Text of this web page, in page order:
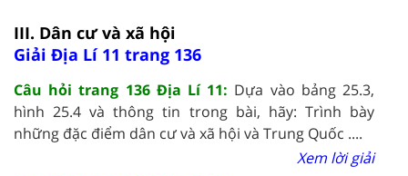
III. Dân cư và xã hội
Giải Địa Lí 11 trang 136
Câu hỏi trang 136 Địa Lí 11: Dựa vào bảng 25.3,
hình 25.4 và thông tin trong bài, hãy: Trình bày
những đặc điểm dân cư và xã hội và Trung Quốc ....
Xem lời giải